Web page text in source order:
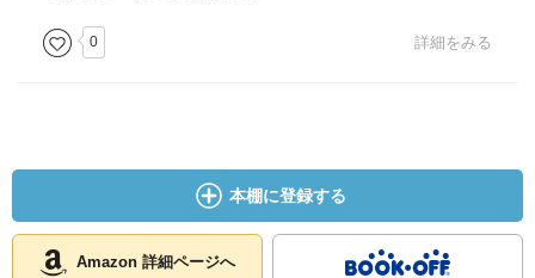
0 詳細をみる
本棚に登録する
Amazon 詳細ページへ